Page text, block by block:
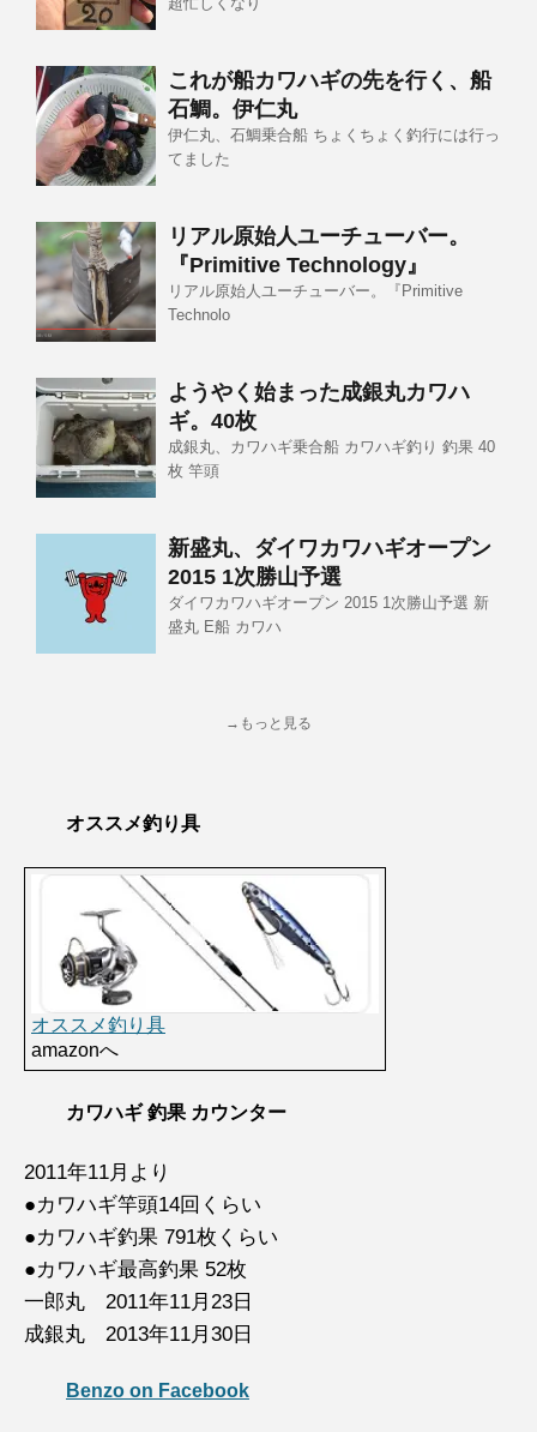
これが船カワハギの先を行く、船
石鯛。伊仁丸
伊仁丸、石鯛乗合船 ちょくちょく釣行には行っ
てました
リアル原始人ユーチューバー。
『Primitive Technology』
リアル原始人ユーチューバー。『Primitive
Technolo
ようやく始まった成銀丸カワハ
ギ。40枚
成銀丸、カワハギ乗合船 カワハギ釣り 釣果 40
枚 竿頭
新盛丸、ダイワカワハギオープン
2015 1次勝山予選
ダイワカワハギオープン 2015 1次勝山予選 新
盛丸 E船 カワハ
→もっと見る
オススメ釣り具
オススメ釣り具
amazonへ
カワハギ 釣果 カウンター
2011年11月より
●カワハギ竿頭14回くらい
●カワハギ釣果 791枚くらい
●カワハギ最高釣果 52枚
一郎丸 2011年11月23日
成銀丸 2013年11月30日
Benzo on Facebook